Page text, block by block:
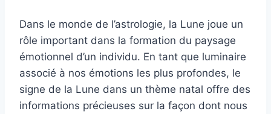
Dans le monde de l’astrologie, la Lune joue un
rôle important dans la formation du paysage
émotionnel d’un individu. En tant que luminaire
associé à nos émotions les plus profondes, le
signe de la Lune dans un thème natal offre des
informations précieuses sur la façon dont nous